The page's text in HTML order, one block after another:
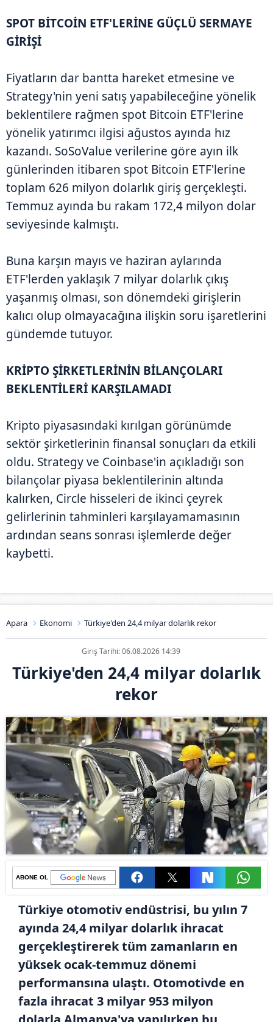
SPOT BİTCOİN ETF'LERİNE GÜÇLÜ SERMAYE
GİRİŞİ
Fiyatların dar bantta hareket etmesine ve
Strategy'nin yeni satış yapabileceğine yönelik
beklentilere rağmen spot Bitcoin ETF'lerine
yönelik yatırımcı ilgisi ağustos ayında hız
kazandı. SoSoValue verilerine göre ayın ilk
günlerinden itibaren spot Bitcoin ETF'lerine
toplam 626 milyon dolarlık giriş gerçekleşti.
Temmuz ayında bu rakam 172,4 milyon dolar
seviyesinde kalmıştı.
Buna karşın mayıs ve haziran aylarında
ETF'lerden yaklaşık 7 milyar dolarlık çıkış
yaşanmış olması, son dönemdeki girişlerin
kalıcı olup olmayacağına ilişkin soru işaretlerini
gündemde tutuyor.
KRİPTO ŞİRKETLERİNİN BİLANÇOLARI
BEKLENTİLERİ KARŞILAMADI
Kripto piyasasındaki kırılgan görünümde
sektör şirketlerinin finansal sonuçları da etkili
oldu. Strategy ve Coinbase'in açıkladığı son
bilançolar piyasa beklentilerinin altında
kalırken, Circle hisseleri de ikinci çeyrek
gelirlerinin tahminleri karşılayamamasının
ardından seans sonrası işlemlerde değer
kaybetti.
Apara Ekonomi Türkiye'den 24,4 milyar dolarlık rekor
Giriş Tarihi: 06.08.2026 14:39
Türkiye'den 24,4 milyar dolarlık
rekor
ABONE OL
Türkiye otomotiv endüstrisi, bu yılın 7
ayında 24,4 milyar dolarlık ihracat
gerçekleştirerek tüm zamanların en
yüksek ocak-temmuz dönemi
performansına ulaştı. Otomotivde en
fazla ihracat 3 milyar 953 milyon